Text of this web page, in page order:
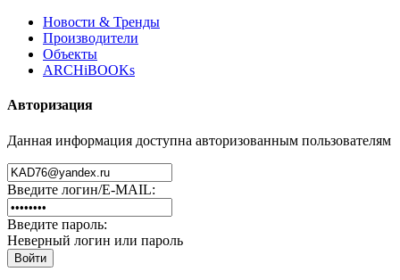
Новости & Тренды
Производители
Объекты
ARCHiBOOKs
Авторизация
Данная информация доступна авторизованным пользователям
Введите логин/E-MAIL:
Введите пароль:
Неверный логин или пароль